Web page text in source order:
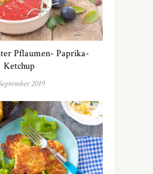
Pflaumen- Paprika-
Ketchup
2019